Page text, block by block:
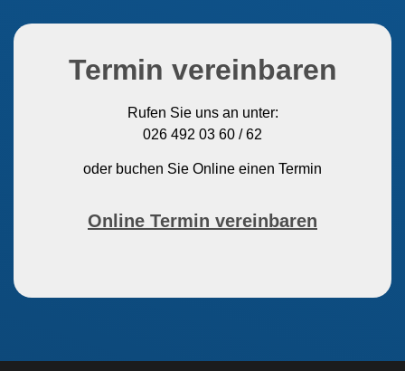
Termin vereinbaren
Rufen Sie uns an unter:
026 492 03 60 / 62
oder buchen Sie Online einen Termin
Online Termin vereinbaren